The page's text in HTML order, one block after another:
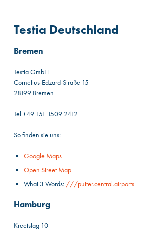
Testia Deutschland
Bremen
Testia GmbH
Cornelius-Edzard-Straße 15
28199 Bremen
Tel +49 151 1509 2412
So finden sie uns:
Google Maps
Open Street Map
What 3 Words: ///putter.central.airports
Hamburg
Kreetslag 10